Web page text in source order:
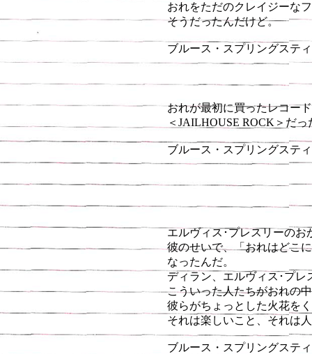
おれをただのクレイジーな
そうだったんだけど。
ブルース・スプリングステ
おれが最初に買ったレコー
＜JAILHOUSE ROCK＞だっ
ブルース・スプリングステ
エルヴィス･プレスリーのお
彼のせいで、「おれはどこ
なったんだ。
ディラン、エルヴィス･プレ
こういった人たちがおれの
彼らがちょっとした火花を
それは楽しいこと、それは
ブルース・スプリングステ